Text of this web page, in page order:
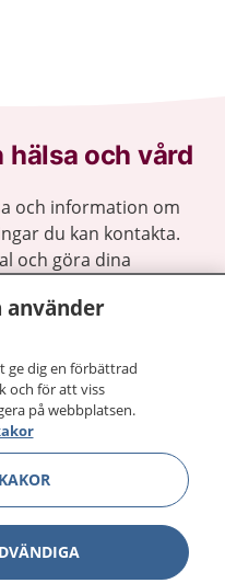
och vård
och information om
du kan kontakta.
och göra dina
bättre.
Visa
Visa
använder
ge dig en förbättrad
och för att viss
på webbplatsen.